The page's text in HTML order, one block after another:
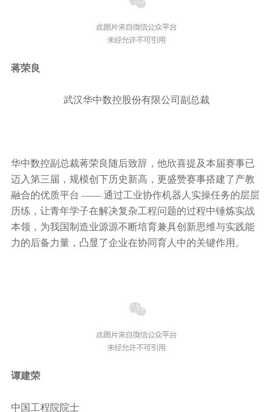
蒋荣良
武汉华中数控股份有限公司副总裁
华中数控副总裁蒋荣良随后致辞，他欣喜提及本届赛事已
迈入第三届，规模创下历史新高，更盛赞赛事搭建了产教
融合的优质平台 —— 通过工业协作机器人实操任务的层层
历练，让青年学子在解决复杂工程问题的过程中锤炼实战
本领，为我国制造业源源不断培育兼具创新思维与实践能
力的后备力量，凸显了企业在协同育人中的关键作用。
谭建荣
中国工程院院士